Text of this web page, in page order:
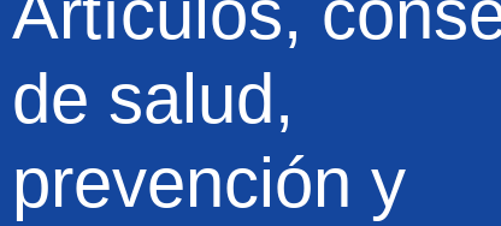
de salud,
prevención y